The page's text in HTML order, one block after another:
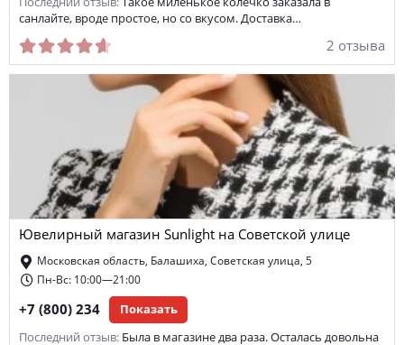
санлайте, вроде простое, но со вкусом. Доставка…
2 отзыва
Ювелирный магазин Sunlight на Советской улице
Московская область, Балашиха, Советская улица, 5
Пн-Вс: 10:00—21:00
+7 (800) 234 Показать
Последний отзыв: Была в магазине два раза. Осталась довольна